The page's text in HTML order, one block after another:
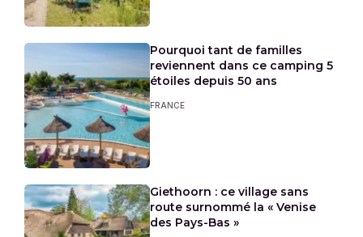
Pourquoi tant de familles
reviennent dans ce camping 5
étoiles depuis 50 ans
FRANCE
Giethoorn : ce village sans
route surnommé la « Venise
des Pays-Bas »